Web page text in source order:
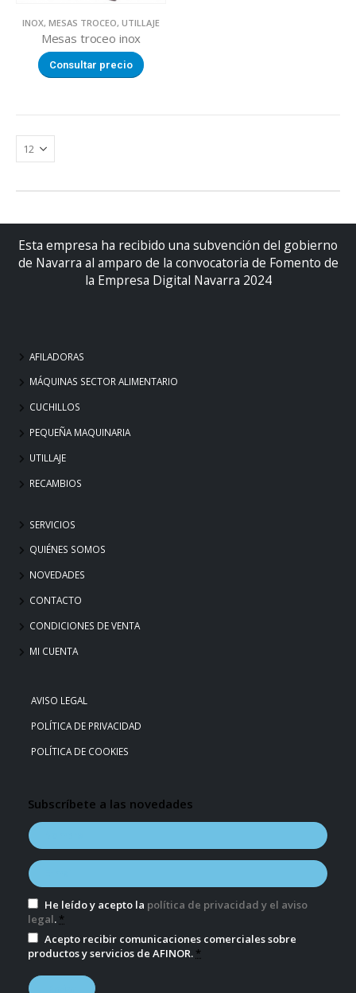
INOX, MESAS TROCEO, UTILLAJE
Mesas troceo inox
Consultar precio
Esta empresa ha recibido una subvención del gobierno
de Navarra al amparo de la convocatoria de Fomento de
la Empresa Digital Navarra 2024
AFILADORAS
MÁQUINAS SECTOR ALIMENTARIO
CUCHILLOS
PEQUEÑA MAQUINARIA
UTILLAJE
RECAMBIOS
SERVICIOS
QUIÉNES SOMOS
NOVEDADES
CONTACTO
CONDICIONES DE VENTA
MI CUENTA
AVISO LEGAL
POLÍTICA DE PRIVACIDAD
POLÍTICA DE COOKIES
Subscríbete a las novedades
He leído y acepto la política de privacidad y el aviso
legal. *
Acepto recibir comunicaciones comerciales sobre
productos y servicios de AFINOR. *